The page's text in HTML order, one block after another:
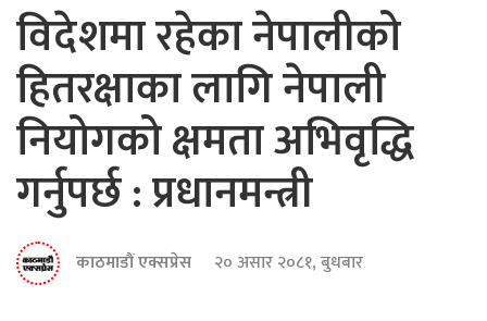
विदेशमा रहेका नेपालीको
हितरक्षाका लागि नेपाली
नियोगको क्षमता अभिवृद्धि
गर्नुपर्छ : प्रधानमन्त्री
काठमाडौं एक्सप्रेस २० असार २०८१, बुधबार